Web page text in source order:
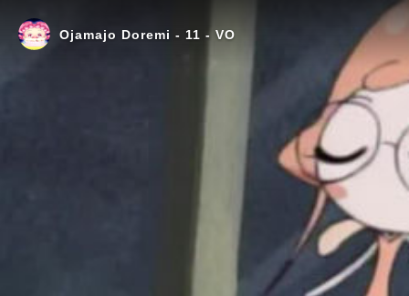
Ojamajo Doremi - 11 - VO